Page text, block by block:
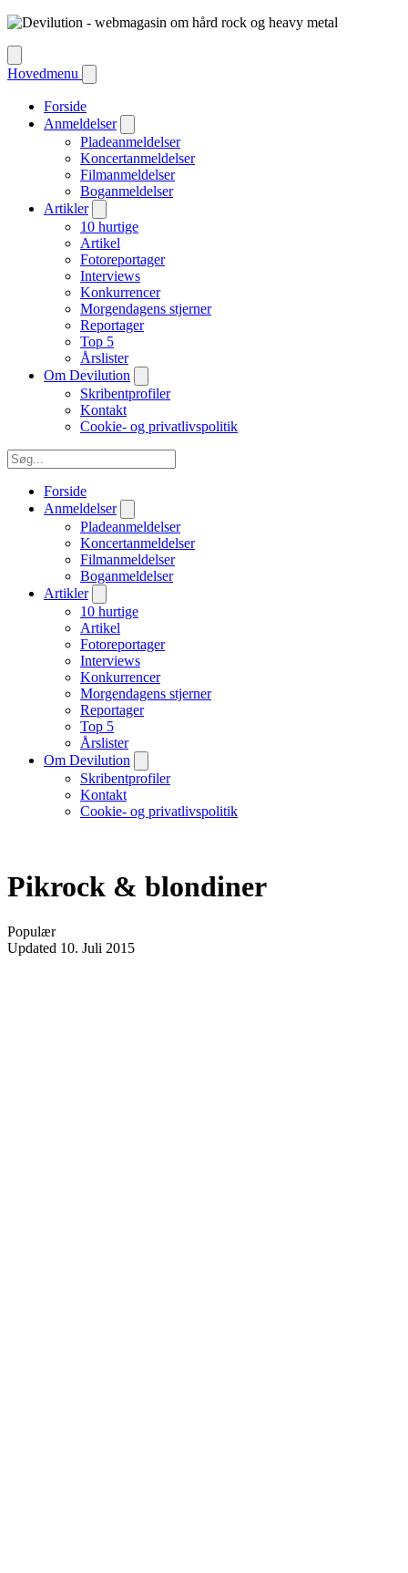
Hovedmenu
Forside
Anmeldelser
Pladeanmeldelser
Koncertanmeldelser
Filmanmeldelser
Boganmeldelser
Artikler
10 hurtige
Artikel
Fotoreportager
Interviews
Konkurrencer
Morgendagens stjerner
Reportager
Top 5
Årslister
Om Devilution
Skribentprofiler
Kontakt
Cookie- og privatlivspolitik
Forside
Anmeldelser
Pladeanmeldelser
Koncertanmeldelser
Filmanmeldelser
Boganmeldelser
Artikler
10 hurtige
Artikel
Fotoreportager
Interviews
Konkurrencer
Morgendagens stjerner
Reportager
Top 5
Årslister
Om Devilution
Skribentprofiler
Kontakt
Cookie- og privatlivspolitik
Pikrock & blondiner
Populær
Updated 10. Juli 2015